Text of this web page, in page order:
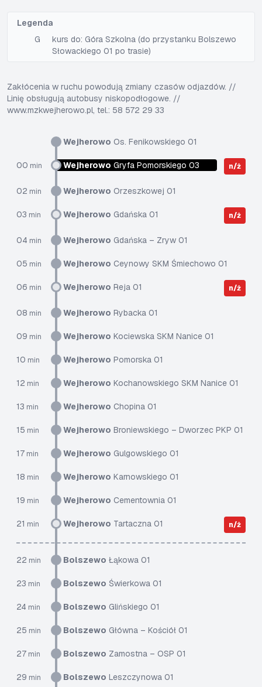
Wejherowo Os. Fenikowskiego 01
00 min Wejherowo Gryfa Pomorskiego 03 n/ż
02 min Wejherowo Orzeszkowej 01
03 min Wejherowo Gdańska 01 n/ż
04 min Wejherowo Gdańska – Zryw 01
05 min Wejherowo Ceynowy SKM Śmiechowo 01
06 min Wejherowo Reja 01 n/ż
08 min Wejherowo Rybacka 01
09 min Wejherowo Kociewska SKM Nanice 01
10 min Wejherowo Pomorska 01
12 min Wejherowo Kochanowskiego SKM Nanice 01
13 min Wejherowo Chopina 01
15 min Wejherowo Broniewskiego – Dworzec PKP 01
17 min Wejherowo Gulgowskiego 01
18 min Wejherowo Karnowskiego 01
19 min Wejherowo Cementownia 01
21 min Wejherowo Tartaczna 01 n/ż
22 min Bolszewo Łąkowa 01
23 min Bolszewo Świerkowa 01
24 min Bolszewo Glińskiego 01
25 min Bolszewo Główna – Kościół 01
27 min Bolszewo Zamostna – OSP 01
29 min Bolszewo Leszczynowa 01
Legenda
G
kurs do: Góra Szkolna (do przystanku Bolszewo
Słowackiego 01 po trasie)
Zakłócenia w ruchu powodują zmiany czasów odjazdów. //
Linię obsługują autobusy niskopodłogowe. //
www.mzkwejherowo.pl, tel.: 58 572 29 33